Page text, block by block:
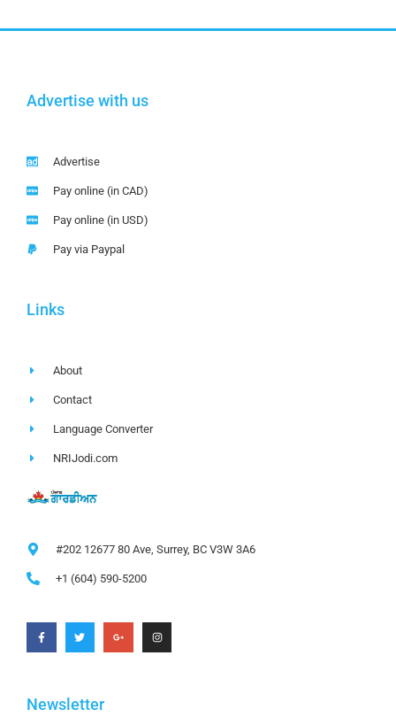
Advertise with us
Advertise
Pay online (in CAD)
Pay online (in USD)
Pay via Paypal
Links
About
Contact
Language Converter
NRIJodi.com
#202 12677 80 Ave, Surrey, BC V3W 3A6
+1 (604) 590-5200
Newsletter